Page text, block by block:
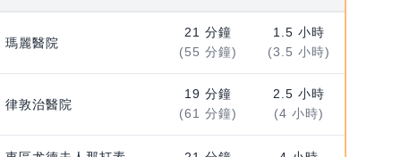
瑪麗醫院
21 分鐘
(55 分鐘)
1.5 小時
(3.5 小時)
律敦治醫院
19 分鐘
(61 分鐘)
2.5 小時
(4 小時)